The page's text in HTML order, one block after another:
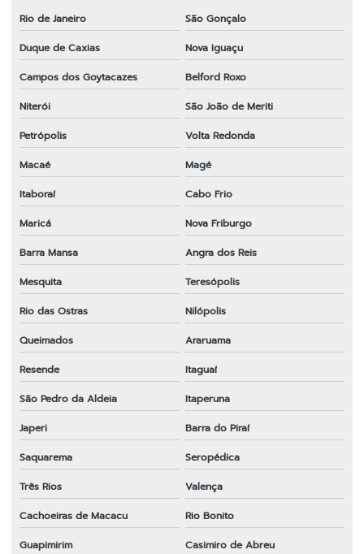
Lâmina para roçadeira 2 pontas
Lâmina para roçadeira 3 pontas
Lâmina para roçadeira duas pontas
Lâmina para roçadeira furo 1
Lâmina para roçadeira furo 20mm
Lâmina para roçadeira importada
Lâmina para roçadeira lira
Lâmina para roçadeira nakashi
Lâmina de roçadeira preço
Lâmina para roçadeira em sp
Lâmina para roçadeira stihl
Lâmina para roçadeira tekna
Lâmina para roçadeira terra
Lâmina para roçadeira toyama
Lâmina para roçadeira vulcan
Rio de Janeiro
São Gonçalo
Duque de Caxias
Nova Iguaçu
Campos dos Goytacazes
Belford Roxo
Niterói
São João de Meriti
Petrópolis
Volta Redonda
Macaé
Magé
Itaboraí
Cabo Frio
Maricá
Nova Friburgo
Barra Mansa
Angra dos Reis
Mesquita
Teresópolis
Rio das Ostras
Nilópolis
Queimados
Araruama
Resende
Itaguaí
São Pedro da Aldeia
Itaperuna
Japeri
Barra do Piraí
Saquarema
Seropédica
Três Rios
Valença
Cachoeiras de Macacu
Rio Bonito
Guapimirim
Casimiro de Abreu